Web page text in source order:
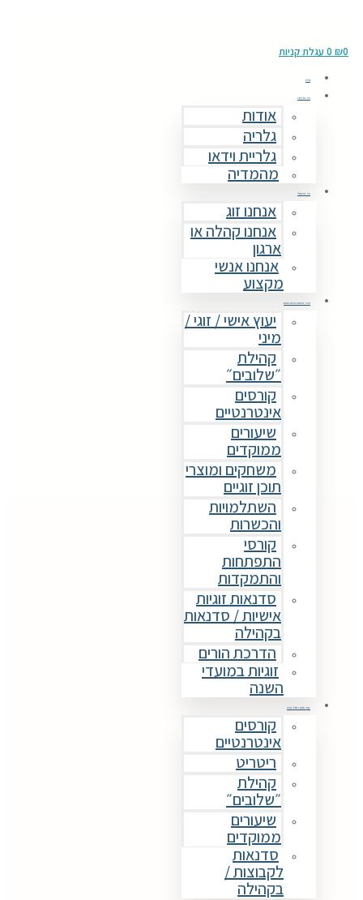
₪0
0 עגלת קניות
בית
מי אנחנו
אודות
גלריה
גלריית וידאו
מהמדיה
מי אתם?
אנחנו זוג
אנחנו קהלה או
ארגון
אנחנו אנשי
מקצוע
מה אתם מחפשים
יעוץ אישי / זוגי /
מיני
קהילת
״שלובים״
קורסים
אינטרנטיים
שיעורים
ממוקדים
משחקים ומוצרי
תוכן זוגיים
השתלמויות
והכשרות
קורסי
התפתחות
והתמקדות
סדנאות זוגיות
אישיות / סדנאות
בקהילה
הדרכת הורים
זוגיות במועדי
השנה
קורסים וסדנאות
קורסים
אינטרנטיים
ריטריט
קהילת
״שלובים״
שיעורים
ממוקדים
סדנאות
לקבוצות /
בקהילה